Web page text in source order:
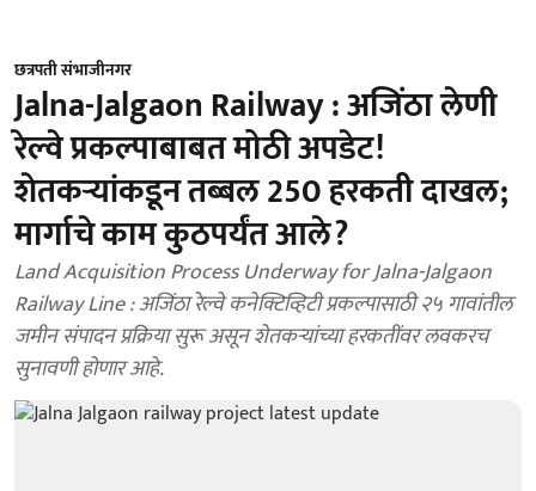
छत्रपती संभाजीनगर
Jalna-Jalgaon Railway : अजिंठा लेणी
रेल्वे प्रकल्पाबाबत मोठी अपडेट!
शेतकऱ्यांकडून तब्बल 250 हरकती दाखल;
मार्गाचे काम कुठपर्यंत आले?
Land Acquisition Process Underway for Jalna-Jalgaon
Railway Line : अजिंठा रेल्वे कनेक्टिव्हिटी प्रकल्पासाठी २५ गावांतील
जमीन संपादन प्रक्रिया सुरू असून शेतकऱ्यांच्या हरकतींवर लवकरच
सुनावणी होणार आहे.